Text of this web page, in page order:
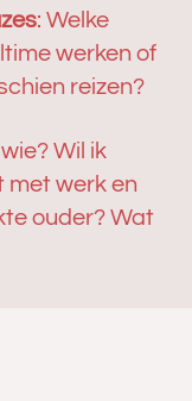
: Welke
werken of
reizen?
Wil ik
met werk en
ouder? Wat